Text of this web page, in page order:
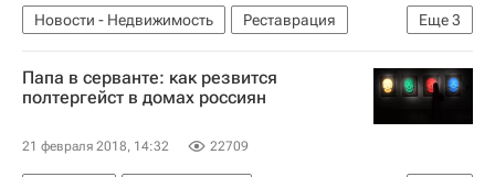
Еще3
Новости - Недвижимость
Реставрация
Усадьба
Московская область (Подмосковье)
Россия
Папа в серванте: как резвится
полтергейст в домах россиян
21 февраля 2018, 14:32 22709